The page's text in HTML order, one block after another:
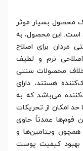
محصول بسیار موثر
است. این محصول، به
مردان برای اصلاح
نرم و لطیف
محصولات سنتی
هستند، دارای
می‌باشد که به
امکان از تحریکات
فوم‌ها عمدتاً حاوی
ویتامین‌ها و
بهبود کیفیت پوست